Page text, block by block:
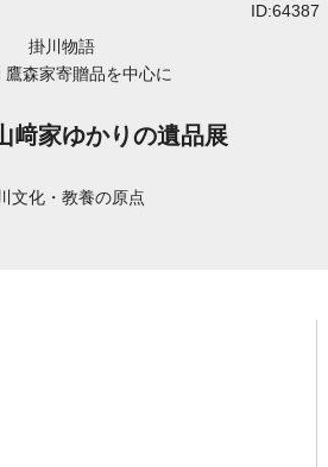
ID:64387
掛川物語
鷹森家寄贈品を中心に
﨑家ゆかりの遺品展
文化・教養の原点